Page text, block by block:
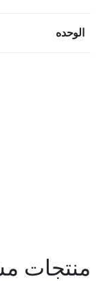
الوحده
منتجات